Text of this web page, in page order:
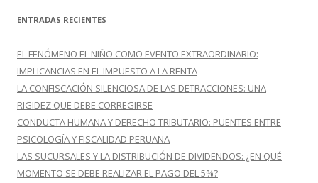
c
r
:
ENTRADAS RECIENTES
EL FENÓMENO EL NIÑO COMO EVENTO EXTRAORDINARIO:
IMPLICANCIAS EN EL IMPUESTO A LA RENTA
LA CONFISCACIÓN SILENCIOSA DE LAS DETRACCIONES: UNA
RIGIDEZ QUE DEBE CORREGIRSE
CONDUCTA HUMANA Y DERECHO TRIBUTARIO: PUENTES ENTRE
PSICOLOGÍA Y FISCALIDAD PERUANA
LAS SUCURSALES Y LA DISTRIBUCIÓN DE DIVIDENDOS: ¿EN QUÉ
MOMENTO SE DEBE REALIZAR EL PAGO DEL 5%?